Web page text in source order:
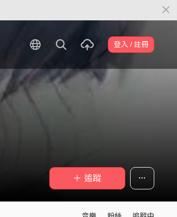
登入 / 註冊
＋ 追蹤